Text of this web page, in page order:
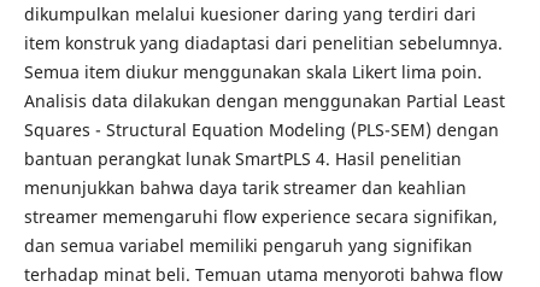
dikumpulkan melalui kuesioner daring yang terdiri dari
item konstruk yang diadaptasi dari penelitian sebelumnya.
Semua item diukur menggunakan skala Likert lima poin.
Analisis data dilakukan dengan menggunakan Partial Least
Squares - Structural Equation Modeling (PLS-SEM) dengan
bantuan perangkat lunak SmartPLS 4. Hasil penelitian
menunjukkan bahwa daya tarik streamer dan keahlian
streamer memengaruhi flow experience secara signifikan,
dan semua variabel memiliki pengaruh yang signifikan
terhadap minat beli. Temuan utama menyoroti bahwa flow